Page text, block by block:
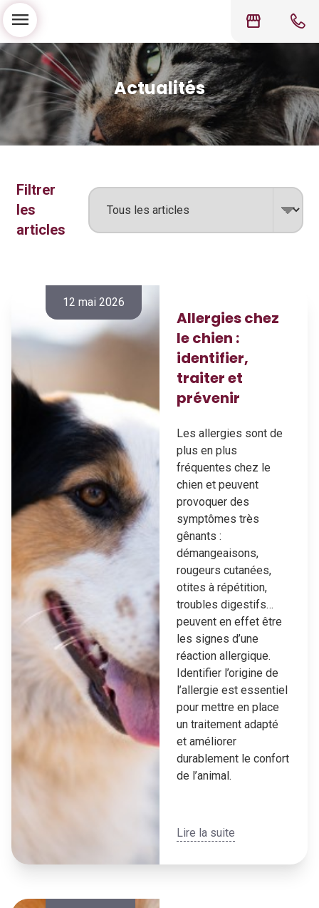
storefront
menu
Actualités
Filtrer
les
articles
12 mai 2026
Allergies chez
le chien :
identifier,
traiter et
prévenir
Les allergies sont de
plus en plus
fréquentes chez le
chien et peuvent
provoquer des
symptômes très
gênants :
démangeaisons,
rougeurs cutanées,
otites à répétition,
troubles digestifs…
peuvent en effet être
les signes d’une
réaction allergique.
Identifier l’origine de
l’allergie est essentiel
pour mettre en place
un traitement adapté
et améliorer
durablement le confort
de l’animal.
Lire la suite